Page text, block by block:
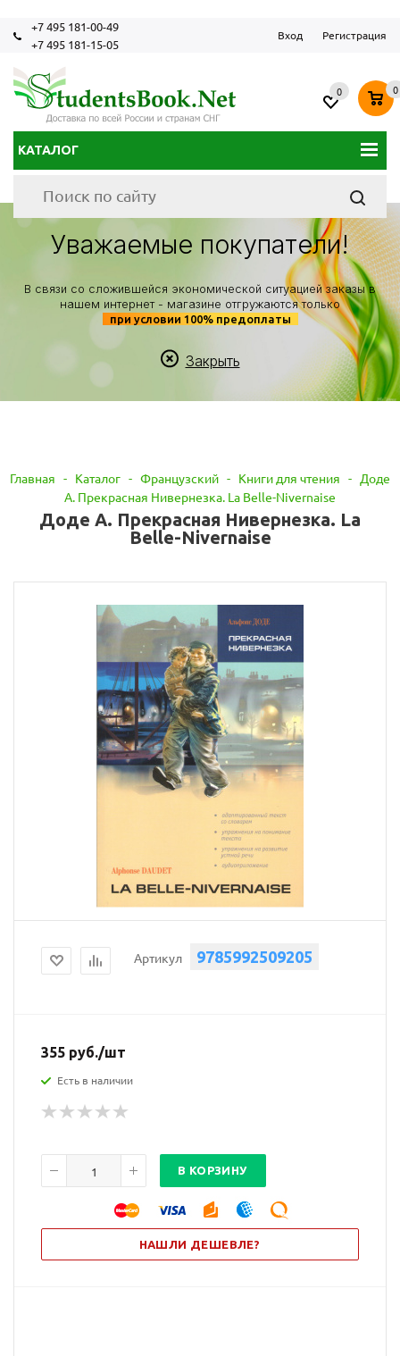
+7 495 181-00-49
+7 495 181-15-05
Вход Регистрация
КАТАЛОГ
0 0
Уважаемые покупатели!
В связи со сложившейся экономической ситуацией заказы в
нашем интернет - магазине отгружаются только
при условии 100% предоплаты
Закрыть
Главная - Каталог - Французский - Книги для чтения - Доде
А. Прекрасная Нивернезка. La Belle-Nivernaise
Доде А. Прекрасная Нивернезка. La
Belle-Nivernaise
Артикул 9785992509205
355 руб./шт
Есть в наличии
В КОРЗИНУ
НАШЛИ ДЕШЕВЛЕ?